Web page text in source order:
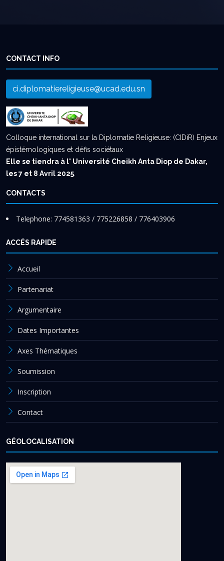
CONTACT INFO
ci.diplomatiereligieuse@ucad.edu.sn
Colloque international sur la Diplomatie Religieuse: (CIDiR) Enjeux
épistémologiques et défis sociétaux
Elle se tiendra à l' Université Cheikh Anta Diop de Dakar,
les 7 et 8 Avril 2025
CONTACTS
Telephone: 774581363 / 775226858 / 776403906
ACCÉS RAPIDE
Accueil
Partenariat
Argumentaire
Dates Importantes
Axes Thématiques
Soumission
Inscription
Contact
GÉOLOCALISATION